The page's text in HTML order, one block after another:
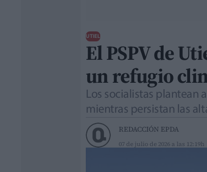
UTIEL
El PSPV de
un refugio
Los socialistas plantean
mientras persistan las
REDACCIÓN EPDA
07 de julio de 2026 a las 12:19h